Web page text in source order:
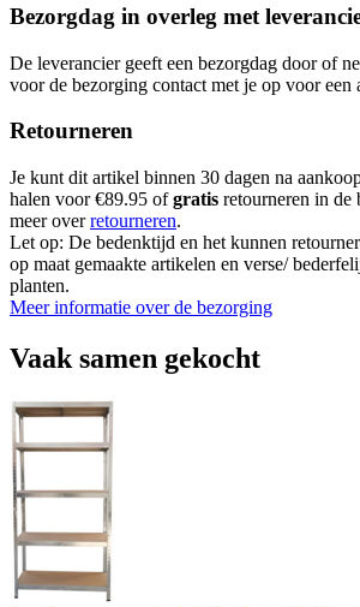
Bezorgdag in overleg met
De leverancier geeft een bezorgdag door of
voor de bezorging contact met je op voor een
Retourneren
Je kunt dit artikel binnen 30 dagen na
halen voor €89.95 ofgratis retourneren in de
meer overretourneren.
Let op: De bedenktijd en het kunnen
op maat gemaakte artikelen en verse/
planten.
Meer informatie over de bezorging
Vaak samen gekocht